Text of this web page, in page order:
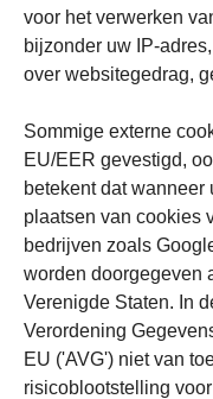
voor het verwerken
bijzonder uw IP-
over websitegedrag,
Sommige externe
EU/EER gevestigd,
betekent dat wanneer
plaatsen van cookies
bedrijven zoals
worden doorgegeven
Verenigde Staten. In
Verordening
EU ('AVG') niet van
risicoblootstelling